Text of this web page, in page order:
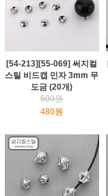
[54-213][55-069] 써지컬
스틸 비드캡 민자 3mm 무
도금 (20개)
600원
480원